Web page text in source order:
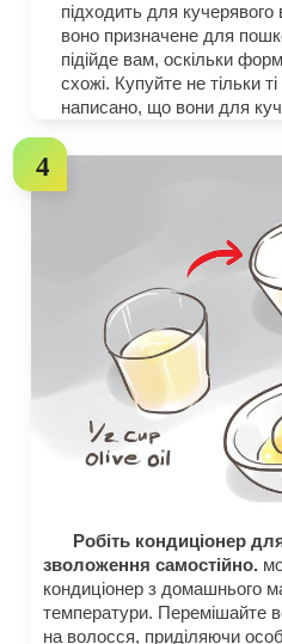
підходить для
воно призначене для
підійде вам, оскільки
схожі. Купуйте не тільки
написано, що вони для
Робіть кондиціонер
зволоження самостійно.
кондиціонер з домашнього
температури. Перемішайте
на волосся, приділяючи